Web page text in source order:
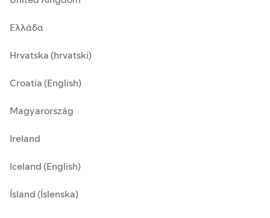
Ελλάδα
Hrvatska (hrvatski)
Croatia (English)
Magyarország
Ireland
Iceland (English)
Ísland (Íslenska)